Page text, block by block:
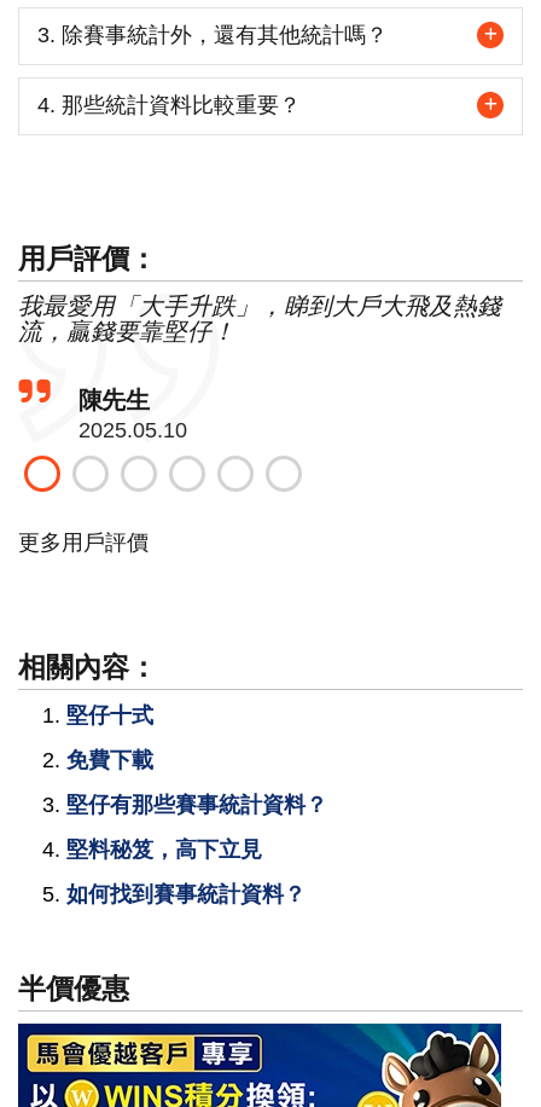
3. 除賽事統計外，還有其他統計嗎？
4. 那些統計資料比較重要？
用戶評價：
我最愛用「大手升跌」，睇到大戶大飛及熱錢
流，贏錢要靠堅仔！
陳先生
2025.05.10
更多用戶評價
相關內容：
堅仔十式
免費下載
堅仔有那些賽事統計資料？
堅料秘笈，高下立見
如何找到賽事統計資料？
半價優惠